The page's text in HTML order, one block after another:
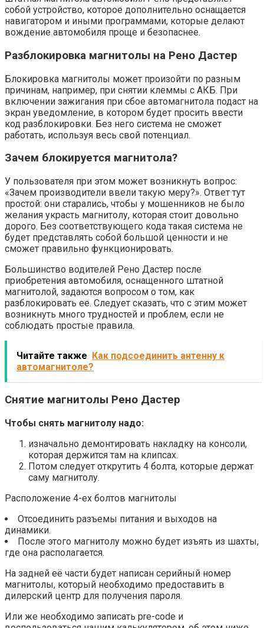
собой устройство, которое дополнительно оснащается
навигатором и иными программами, которые делают
вождение автомобиля проще и безопаснее.
Разблокировка магнитолы на Рено Дастер
Блокировка магнитолы может произойти по разным
причинам, например, при снятии клеммы с АКБ. При
включении зажигания при сбое автомагнитола подаст на
экран уведомление, в котором будет просить ввести
код разблокировки. Без него система не сможет
работать, используя весь свой потенциал.
Зачем блокируется магнитола?
У пользователя при этом может возникнуть вопрос:
«Зачем производители ввели такую меру?». Ответ тут
простой: они старались, чтобы у мошенников не было
желания украсть магнитолу, которая стоит довольно
дорого. Без соответствующего кода такая система не
будет представлять собой большой ценности и не
сможет правильно функционировать.
Большинство водителей Рено Дастер после
приобретения автомобиля, оснащенного штатной
магнитолой, задаются вопросом о том, как
разблокировать ее. Следует сказать, что с этим может
возникнуть много трудностей и проблем, если не
соблюдать простые правила.
Читайте также
Как подсоединить антенну к
автомагнитоле?
Снятие магнитолы Рено Дастер
Чтобы снять магнитолу надо:
изначально демонтировать накладку на консоли,
которая держится там на клипсах.
Потом следует открутить 4 болта, которые держат
саму магнитолу.
Расположение 4-ех болтов магнитолы
Отсоединить разъемы питания и выходов на
динамики.
После этого магнитолу можно будет изъять из шахты,
где она располагается.
На задней её части будет написан серийный номер
магнитолы, который необходимо предоставить в
дилерский центр для получения пароля.
Или же необходимо записать pre-code и